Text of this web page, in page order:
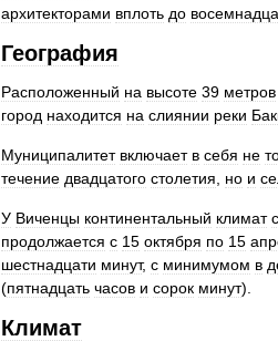
архитекторами вплоть до
География
Расположенный на высоте 39 метров
город находится на слиянии реки
Муниципалитет включает в себя не
течение двадцатого столетия но и
У Виченцы континентальный климат с
продолжается с 15 октября по 15
шестнадцати минут, с минимумом в
(пятнадцать часов и сорок минут).
Климат